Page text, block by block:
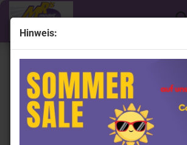
Hinweis:
« Erster « zurück weiter »
Letzter »
221 Artikel in dieser Kategorie
Norev 188602 # Volkswagen VW T5
Baujahr 2003 "